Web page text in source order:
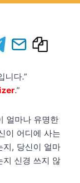
니다.”
.”
얼마나 유명한
이 어디에 사는
지, 당신이 얼마
지 신경 쓰지 않